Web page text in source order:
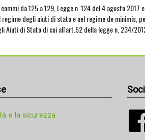
da 125 a 129, Legge n. 124 del 4 agosto 2017
degli aiuti di stato e nel regime de minimis,
Aiuti di Stato di cui all'art.52 della legge n. 234/
e la sicurezza